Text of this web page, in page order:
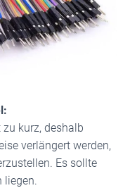
kurz, deshalb
verlängert werden,
Es sollte
liegen.